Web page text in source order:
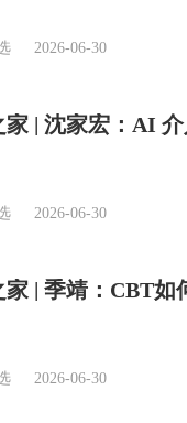
2026-06-30
家 | 沈家宏：AI
2026-06-30
家 | 季靖：CBT如
2026-06-30